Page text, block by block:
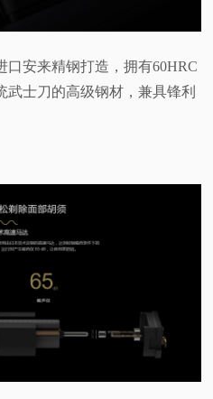
口安来精钢打造，拥有60HRC
武士刀的高级钢材，兼具锋利